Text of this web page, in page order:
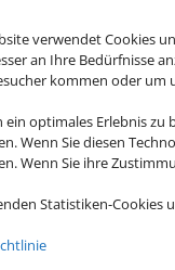
verwendet Cookies
an Ihre Bedürfnisse
kommen oder um
ein optimales Erlebnis
Wenn Sie diesen
Wenn Sie ihre
Statistiken-Cookies